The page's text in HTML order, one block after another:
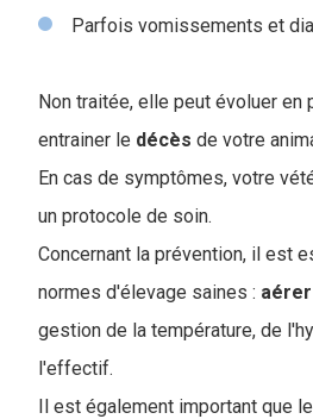
Parfois vomissements et
Non traitée, elle peut évoluer en
entrainer le décès de votre
En cas de symptômes, votre
un protocole de soin.
Concernant la prévention, il est
normes d'élevage saines : aérer
gestion de la température, de
l'effectif.
Il est également important que